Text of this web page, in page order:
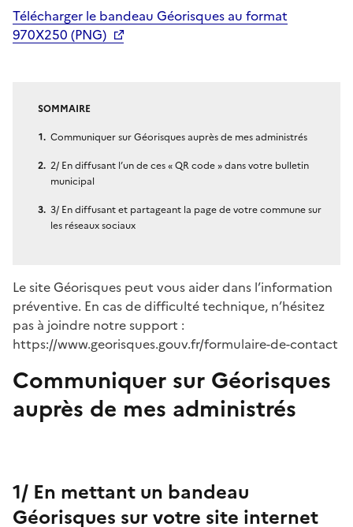
Télécharger le bandeau Géorisques au format
970X250 (PNG)
SOMMAIRE
Communiquer sur Géorisques auprès de mes administrés
2/ En diffusant l’un de ces « QR code » dans votre bulletin
municipal
3/ En diffusant et partageant la page de votre commune sur
les réseaux sociaux
Le site Géorisques peut vous aider dans l’information
préventive. En cas de difficulté technique, n’hésitez
pas à joindre notre support :
https://www.georisques.gouv.fr/formulaire-de-contact
Communiquer sur Géorisques
auprès de mes administrés
1/ En mettant un bandeau
Géorisques sur votre site internet